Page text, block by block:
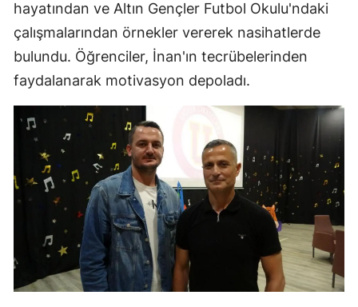
hayatından ve Altın Gençler Futbol Okulu'ndaki
çalışmalarından örnekler vererek nasihatlerde
bulundu. Öğrenciler, İnan'ın tecrübelerinden
faydalanarak motivasyon depoladı.